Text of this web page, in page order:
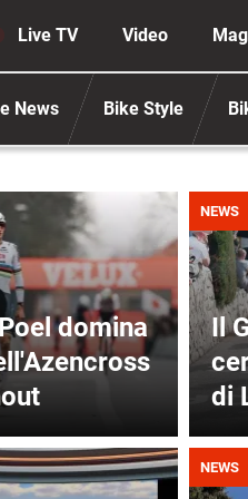
Navigazione
Live TV Video
News Bike Style
domina
NEWS
Il
di
NEWS